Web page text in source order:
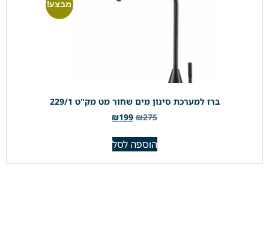
מבצע!
ברז למערכת סינון מים שחור מט מק"ט 229/1
₪275
₪199
הוספה לסל